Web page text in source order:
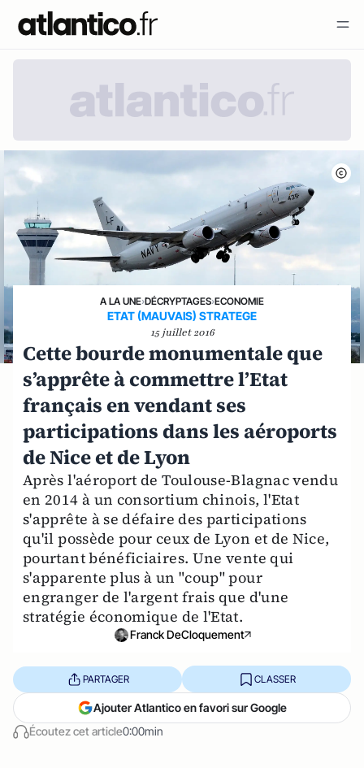
A LA UNE›DÉCRYPTAGES›ECONOMIE
ETAT (MAUVAIS) STRATEGE
15 juillet 2016
Cette bourde monumentale que
s’apprête à commettre l’Etat
français en vendant ses
participations dans les aéroports
de Nice et de Lyon
Après l'aéroport de Toulouse-Blagnac vendu
en 2014 à un consortium chinois, l'Etat
s'apprête à se défaire des participations
qu'il possède pour ceux de Lyon et de Nice,
pourtant bénéficiaires. Une vente qui
s'apparente plus à un "coup" pour
engranger de l'argent frais que d'une
stratégie économique de l'Etat.
Franck DeCloquement
Écoutez cet article0:00min
PARTAGER CLASSER
Ajouter Atlantico en favori sur Google